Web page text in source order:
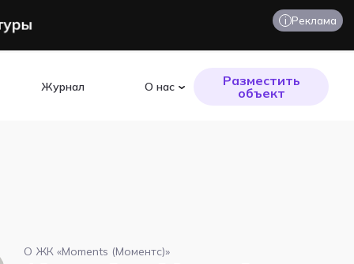
Журнал О нас
Разместить
объект
i Реклама
О ЖК «Moments (Моментс)»